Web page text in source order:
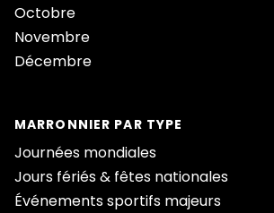
Octobre
Novembre
Décembre
MARRONNIER PAR TYPE
Journées mondiales
Jours fériés & fêtes nationales
Événements sportifs majeurs